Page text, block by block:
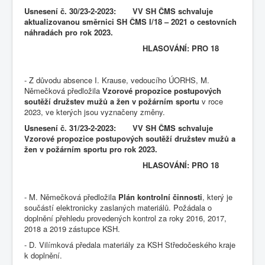
Usnesení č. 30/23-2-2023: VV SH ČMS schvaluje
aktualizovanou směrnici SH ČMS I/18 – 2021 o cestovních
náhradách pro rok 2023.
HLASOVÁNÍ: PRO 18
- Z důvodu absence I. Krause, vedoucího ÚORHS, M.
Němečková předložila Vzorové propozice postupových
soutěží družstev mužů a žen v požárním sportu v roce
2023, ve kterých jsou vyznačeny změny.
Usnesení č. 31/23-2-2023: VV SH ČMS schvaluje
Vzorové propozice postupových soutěží družstev mužů a
žen v požárním sportu pro rok 2023.
HLASOVÁNÍ: PRO 18
- M. Němečková předložila Plán kontrolní činnosti, který je
součástí elektronicky zaslaných materiálů. Požádala o
doplnění přehledu provedených kontrol za roky 2016, 2017,
2018 a 2019 zástupce KSH.
- D. Vilímková předala materiály za KSH Středočeského kraje
k doplnění.